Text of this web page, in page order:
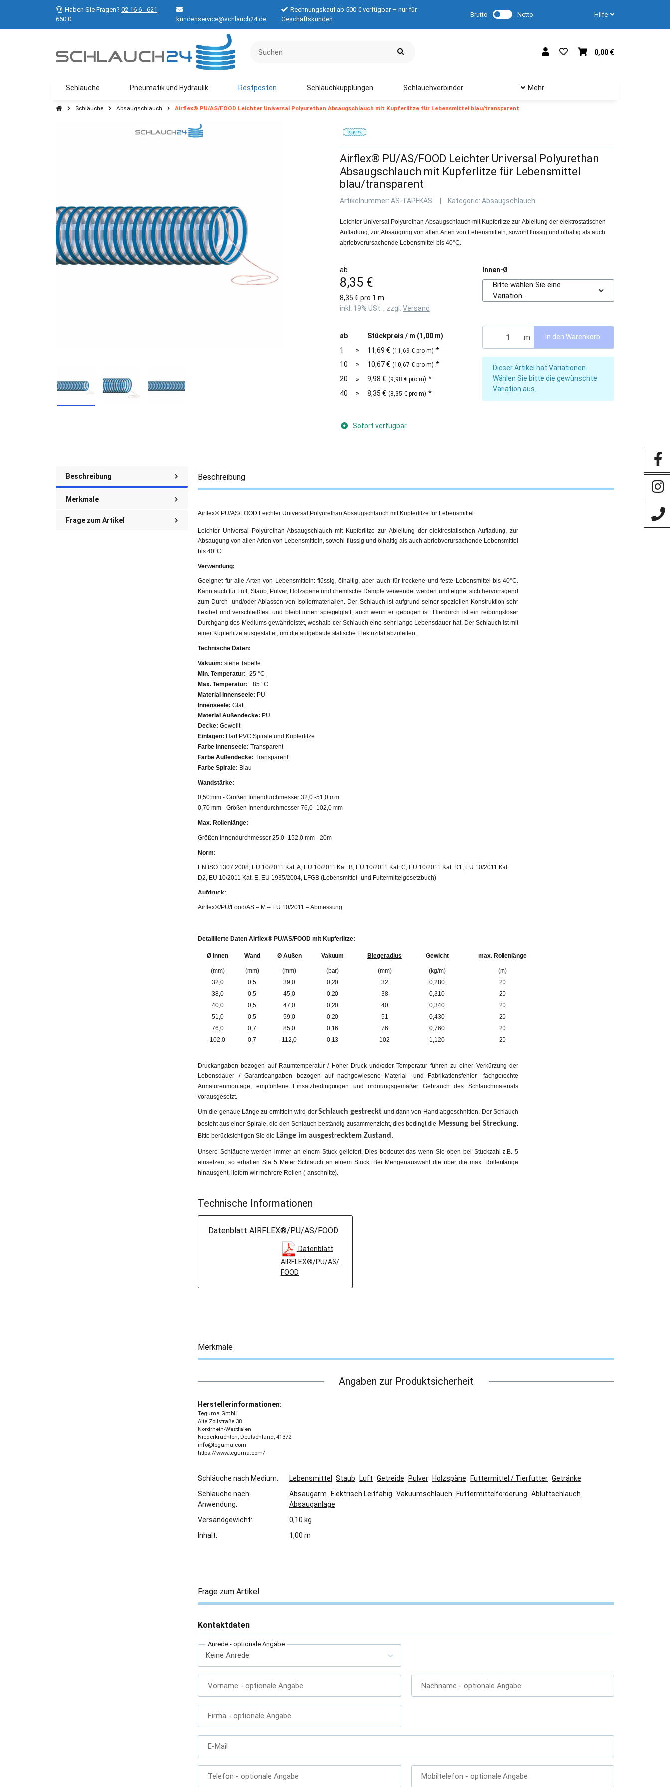
Haben Sie Fragen? 02 16 6 - 621
660 0
kundenservice@schlauch24.de
Rechnungskauf ab 500 € verfügbar – nur für
Geschäftskunden
Brutto Netto Hilfe
0,00 €
Schläuche Pneumatik und Hydraulik Restposten Schlauchkupplungen Schlauchverbinder Mehr
Schläuche Absaugschlauch Airflex® PU/AS/FOOD Leichter Universal Polyurethan Absaugschlauch mit Kupferlitze für Lebensmittel blau/transparent
Airflex® PU/AS/FOOD Leichter Universal Polyurethan
Absaugschlauch mit Kupferlitze für Lebensmittel
blau/transparent
Artikelnummer: AS-TAPFKAS Kategorie: Absaugschlauch
Leichter Universal Polyurethan Absaugschlauch mit Kupferlitze zur Ableitung der elektrostatischen
Aufladung, zur Absaugung von allen Arten von Lebensmitteln, sowohl flüssig und ölhaltig als auch
abriebverursachende Lebensmittel bis 40°C.
ab
8,35 €
8,35 € pro 1 m
inkl. 19% USt. , zzgl. Versand
ab
Stückpreis / m (1,00 m)
1
» 11,69 € (11,69 € pro m) *
10
» 10,67 € (10,67 € pro m) *
20
» 9,98 € (9,98 € pro m) *
40
» 8,35 € (8,35 € pro m) *
Sofort verfügbar
Innen-Ø
Bitte wählen Sie eine
Variation.
m In den Warenkorb
xDieser Artikel hat Variationen.
Wählen Sie bitte die gewünschte
Variation aus.
Beschreibung
Merkmale
Frage zum Artikel
Beschreibung
Airflex® PU/AS/FOOD Leichter Universal Polyurethan Absaugschlauch mit Kupferlitze für Lebensmittel
Leichter Universal Polyurethan Absaugschlauch mit Kupferlitze zur Ableitung der elektrostatischen Aufladung, zur
Absaugung von allen Arten von Lebensmitteln, sowohl flüssig und ölhaltig als auch abriebverursachende Lebensmittel
bis 40°C.
Verwendung:
Geeignet für alle Arten von Lebensmitteln: flüssig, ölhaltig, aber auch für trockene und feste Lebensmittel bis 40°C.
Kann auch für Luft, Staub, Pulver, Holzspäne und chemische Dämpfe verwendet werden und eignet sich hervorragend
zum Durch- und/oder Ablassen von Isoliermaterialien. Der Schlauch ist aufgrund seiner speziellen Konstruktion sehr
flexibel und verschleißfest und bleibt innen spiegelglatt, auch wenn er gebogen ist. Hierdurch ist ein reibungsloser
Durchgang des Mediums gewährleistet, weshalb der Schlauch eine sehr lange Lebensdauer hat. Der Schlauch ist mit
einer Kupferlitze ausgestattet, um die aufgebaute statische Elektrizität abzuleiten.
Technische Daten:
Vakuum: siehe Tabelle
Min. Temperatur: -25 °C
Max. Temperatur: +85 °C
Material Innenseele: PU
Innenseele: Glatt
Material Außendecke: PU
Decke: Gewellt
Einlagen: Hart PVC Spirale und Kupferlitze
Farbe Innenseele: Transparent
Farbe Außendecke: Transparent
Farbe Spirale: Blau
Wandstärke:
0,50 mm - Größen Innendurchmesser 32,0 -51,0 mm
0,70 mm - Größen Innendurchmesser 76,0 -102,0 mm
Max. Rollenlänge:
Größen Innendurchmesser 25,0 -152,0 mm - 20m
Norm:
EN ISO 1307:2008, EU 10/2011 Kat. A, EU 10/2011 Kat. B, EU 10/2011 Kat. C, EU 10/2011 Kat. D1, EU 10/2011 Kat.
D2, EU 10/2011 Kat. E, EU 1935/2004, LFGB (Lebensmittel- und Futtermittelgesetzbuch)
Aufdruck:
Airflex®/PU/Food/AS – M – EU 10/2011 – Abmessung
Detaillierte Daten Airflex® PU/AS/FOOD mit Kupferlitze:
Ø Innen
(mm)
Wand
(mm)
Ø Außen
(mm)
Vakuum
(bar)
Biegeradius
(mm)
Gewicht
(kg/m)
max. Rollenlänge
(m)
32,0
0,5 39,0 0,20 32 0,280
20
38,0
0,5 45,0 0,20 38 0,310
20
40,0
0,5 47,0 0,20 40 0,340
20
51,0
0,5 59,0 0,20 51 0,430
20
76,0
0,7 85,0 0,16 76 0,760
20
102,0
0,7 112,0 0,13 102 1,120 20
Druckangaben bezogen auf Raumtemperatur / Hoher Druck und/oder Temperatur führen zu einer Verkürzung der
Lebensdauer / Garantieangaben bezogen auf nachgewiesene Material- und Fabrikationsfehler -fachgerechte
Armaturenmontage, empfohlene Einsatzbedingungen und ordnungsgemäßer Gebrauch des Schlauchmaterials
vorausgesetzt.
Um die genaue Länge zu ermitteln wird der Schlauch gestreckt und dann von Hand abgeschnitten. Der Schlauch
besteht aus einer Spirale, die den Schlauch beständig zusammenzieht, dies bedingt die Messung bei Streckung.
Bitte berücksichtigen Sie die Länge im ausgestrecktem Zustand.
Unsere Schläuche werden immer an einem Stück geliefert. Dies bedeutet das wenn Sie oben bei Stückzahl z.B. 5
einsetzen, so erhalten Sie 5 Meter Schlauch an einem Stück. Bei Mengenauswahl die über die max. Rollenlänge
hinausgeht, liefern wir mehrere Rollen (-anschnitte).
Technische Informationen
Datenblatt AIRFLEX®/PU/AS/FOOD
Datenblatt
AIRFLEX®/PU/AS/
FOOD
Merkmale
Angaben zur Produktsicherheit
Herstellerinformationen:
Teguma GmbH
Alte Zollstraße 38
Nordrhein-Westfalen
Niederkrüchten, Deutschland, 41372
info@teguma.com
https://www.teguma.com/
Schläuche nach Medium: Lebensmittel Staub Luft Getreide Pulver Holzspäne Futtermittel / Tierfutter Getränke
Schläuche nach
Anwendung:
Absaugarm Elektrisch Leitfähig Vakuumschlauch Futtermittelförderung Abluftschlauch
Absauganlage
Versandgewicht:
0,10 kg
Inhalt:
1,00 m
Frage zum Artikel
Kontaktdaten
Anrede - optionale Angabe
Vorname - optionale Angabe Nachname - optionale Angabe
Firma - optionale Angabe
E-Mail
Telefon - optionale Angabe Mobiltelefon - optionale Angabe